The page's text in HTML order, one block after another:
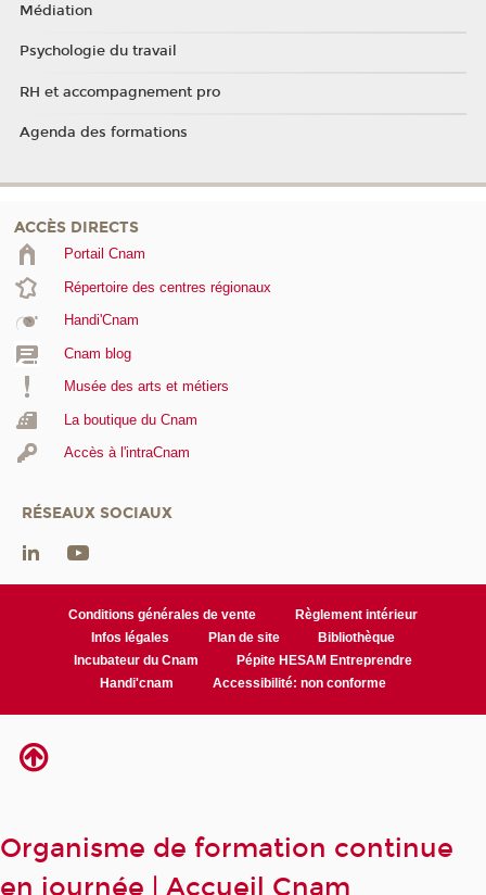
Médiation
Psychologie du travail
RH et accompagnement pro
Agenda des formations
ACCÈS DIRECTS
Portail Cnam
Répertoire des centres régionaux
Handi'Cnam
Cnam blog
Musée des arts et métiers
La boutique du Cnam
Accès à l'intraCnam
RÉSEAUX SOCIAUX
Conditions générales de vente
Règlement intérieur
Infos légales
Plan de site
Bibliothèque
Incubateur du Cnam
Pépite HESAM Entreprendre
Handi'cnam
Accessibilité: non conforme
Organisme de formation continue
en journée | Accueil Cnam